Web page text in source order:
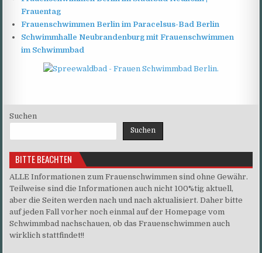
Frauentag
Frauenschwimmen Berlin im Paracelsus-Bad Berlin
Schwimmhalle Neubrandenburg mit Frauenschwimmen
im Schwimmbad
Suchen
Suchen
BITTE BEACHTEN
ALLE Informationen zum Frauenschwimmen sind ohne Gewähr.
Teilweise sind die Informationen auch nicht 100%tig aktuell,
aber die Seiten werden nach und nach aktualisiert. Daher bitte
auf jeden Fall vorher noch einmal auf der Homepage vom
Schwimmbad nachschauen, ob das Frauenschwimmen auch
wirklich stattfindet!!